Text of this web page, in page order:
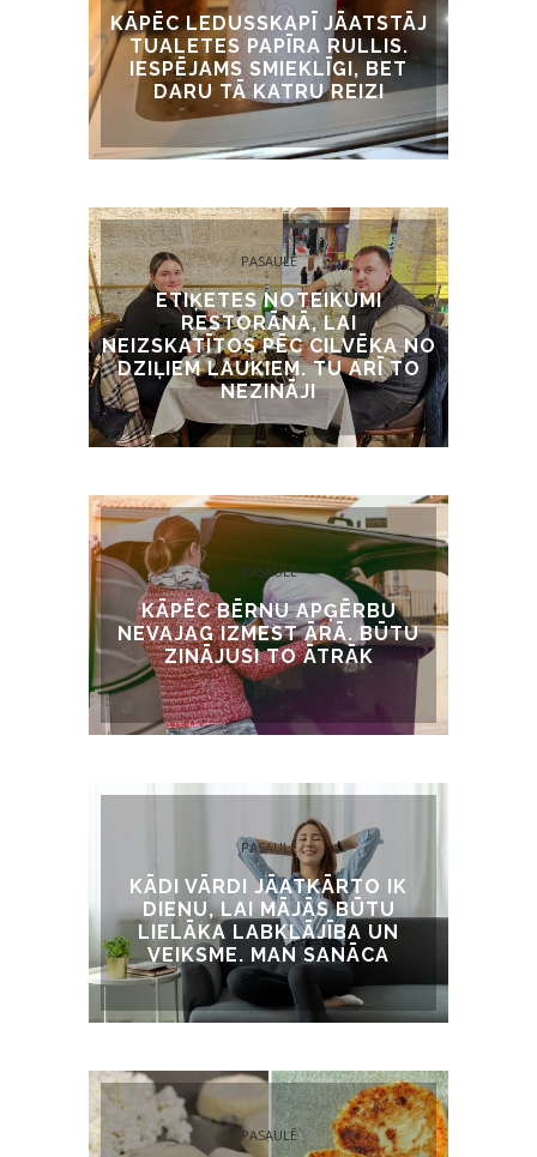
KĀPĒC LEDUSSKAPĪ JĀATSTĀJ
TUALETES PAPĪRA RULLIS.
IESPĒJAMS SMIEKLĪGI, BET
DARU TĀ KATRU REIZI
PASAULĒ
ETIĶETES NOTEIKUMI
RESTORĀNĀ, LAI
NEIZSKATĪTOS PĒC CILVĒKA NO
DZIĻIEM LAUKIEM. TU ARĪ TO
NEZINĀJI
PASAULĒ
KĀPĒC BĒRNU APĢĒRBU
NEVAJAG IZMEST ĀRĀ. BŪTU
ZINĀJUSI TO ĀTRĀK
PASAULĒ
KĀDI VĀRDI JĀATKĀRTO IK
DIENU, LAI MĀJĀS BŪTU
LIELĀKA LABKLĀJĪBA UN
VEIKSME. MAN SANĀCA
PASAULĒ